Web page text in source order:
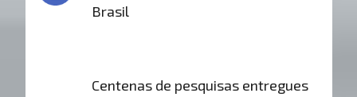
Brasil
Centenas de pesquisas entregues